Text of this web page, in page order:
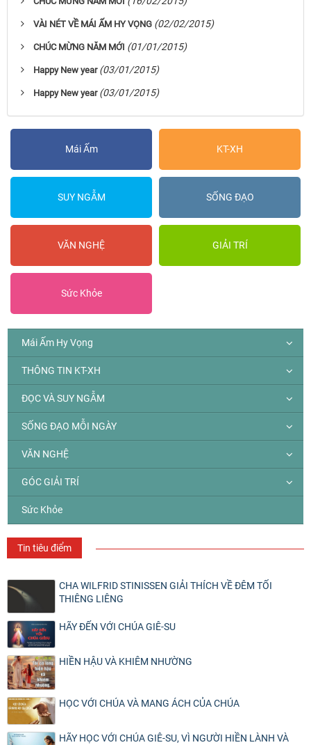
VÀI NÉT VỀ MÁI ẤM HY VỌNG (02/02/2015)
CHÚC MỪNG NĂM MỚI (01/01/2015)
Happy New year (03/01/2015)
Happy New year (03/01/2015)
Mái Ấm KT-XH
SUY NGẪM SỐNG ĐẠO
VĂN NGHỆ GIẢI TRÍ
Sức Khỏe
Mái Ấm Hy Vọng
THÔNG TIN KT-XH
ĐỌC VÀ SUY NGẪM
SỐNG ĐẠO MỖI NGÀY
VĂN NGHỆ
GÓC GIẢI TRÍ
Sức Khỏe
Tin tiêu điểm
CHA WILFRID STINISSEN GIẢI THÍCH VỀ ĐÊM TỐI
THIÊNG LIÊNG
HÃY ĐẾN VỚI CHÚA GIÊ-SU
HIỀN HẬU VÀ KHIÊM NHƯỜNG
HỌC VỚI CHÚA VÀ MANG ÁCH CỦA CHÚA
HÃY HỌC VỚI CHÚA GIÊ-SU, VÌ NGƯỜI HIỀN LÀNH VÀ